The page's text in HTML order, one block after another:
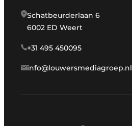
Schatbeurderlaan 6
6002 ED Weert
+31 495 450095
info@louwersmediagroep.nl